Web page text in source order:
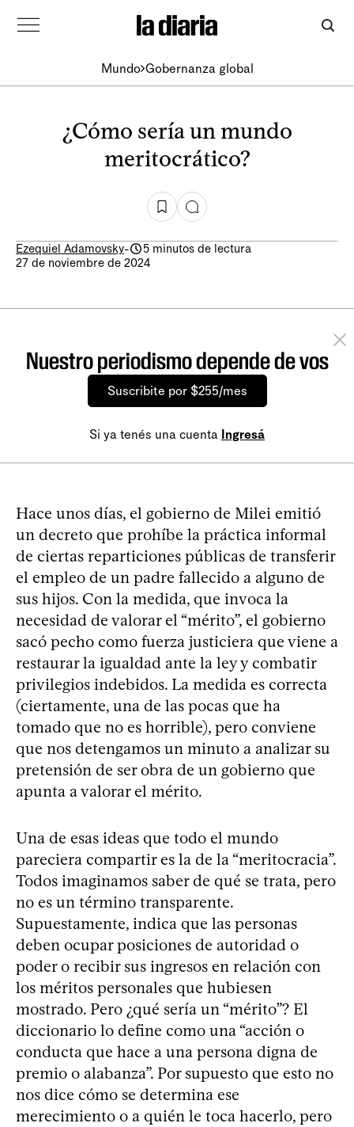
Mundo Gobernanza global
¿Cómo sería un mundo
meritocrático?
Ezequiel Adamovsky-
5 minutos de lectura
27 de noviembre de 2024
Nuestro periodismo depende de vos
Suscribite por $255/mes
Si ya tenés una cuenta Ingresá
Hace unos días, el gobierno de Milei emitió
un decreto que prohíbe la práctica informal
de ciertas reparticiones públicas de transferir
el empleo de un padre fallecido a alguno de
sus hijos. Con la medida, que invoca la
necesidad de valorar el “mérito”, el gobierno
sacó pecho como fuerza justiciera que viene a
restaurar la igualdad ante la ley y combatir
privilegios indebidos. La medida es correcta
(ciertamente, una de las pocas que ha
tomado que no es horrible), pero conviene
que nos detengamos un minuto a analizar su
pretensión de ser obra de un gobierno que
apunta a valorar el mérito.
Una de esas ideas que todo el mundo
pareciera compartir es la de la “meritocracia”.
Todos imaginamos saber de qué se trata, pero
no es un término transparente.
Supuestamente, indica que las personas
deben ocupar posiciones de autoridad o
poder o recibir sus ingresos en relación con
los méritos personales que hubiesen
mostrado. Pero ¿qué sería un “mérito”? El
diccionario lo define como una “acción o
conducta que hace a una persona digna de
premio o alabanza”. Por supuesto que esto no
nos dice cómo se determina ese
merecimiento o a quién le toca hacerlo, pero